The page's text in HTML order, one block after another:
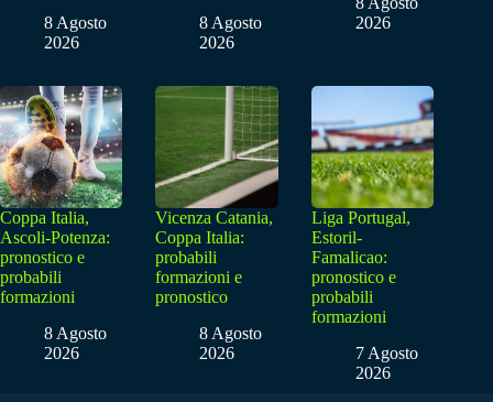
8 Agosto
2026
8 Agosto
2026
2026
Coppa Italia,
Ascoli-Potenza:
pronostico e
probabili
formazioni
8 Agosto
2026
Vicenza Catania,
Coppa Italia:
probabili
formazioni e
pronostico
8 Agosto
2026
Liga Portugal,
Estoril-
Famalicao:
pronostico e
probabili
formazioni
7 Agosto
2026